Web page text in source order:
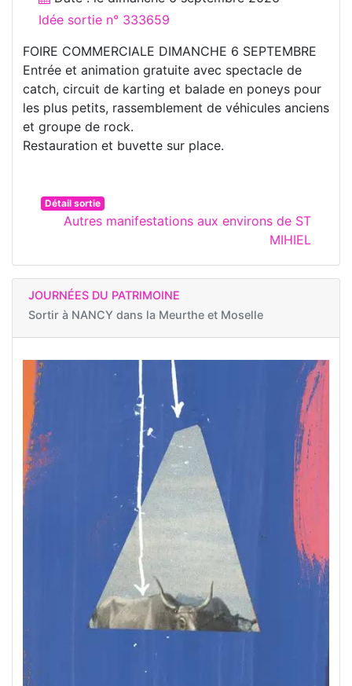
Idée sortie n° 333659
FOIRE COMMERCIALE DIMANCHE 6 SEPTEMBRE
Entrée et animation gratuite avec spectacle de
catch, circuit de karting et balade en poneys pour
les plus petits, rassemblement de véhicules anciens
et groupe de rock.
Restauration et buvette sur place.
Détail sortie
Autres manifestations aux environs de ST
MIHIEL
JOURNÉES DU PATRIMOINE
Sortir à NANCY dans la Meurthe et Moselle